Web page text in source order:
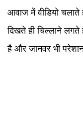
आवाज में वीडियो चलाते
दिखते ही चिल्लाने
है और जानवर भी